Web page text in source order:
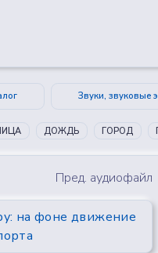
Звуки, звуковые
ДОЖДЬ ГОРОД
Пред. аудиофайл
на фоне движение